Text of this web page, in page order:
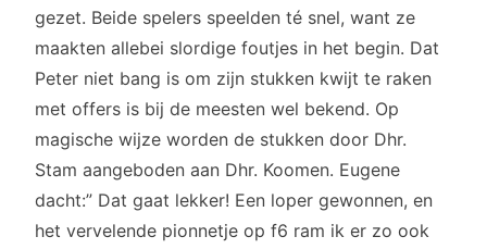
gezet. Beide spelers speelden té snel, want ze
maakten allebei slordige foutjes in het begin. Dat
Peter niet bang is om zijn stukken kwijt te raken
met offers is bij de meesten wel bekend. Op
magische wijze worden de stukken door Dhr.
Stam aangeboden aan Dhr. Koomen. Eugene
dacht:” Dat gaat lekker! Een loper gewonnen, en
het vervelende pionnetje op f6 ram ik er zo ook